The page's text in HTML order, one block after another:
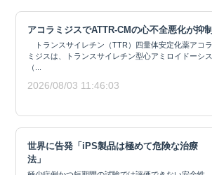
アコラミジスでATTR-CMの心不全悪化が抑制
トランスサイレチン（TTR）四量体安定化薬アコラ
ミジスは、トランスサイレチン型心アミロイドーシス
（...
2026/08/03 11:46:03
世界に告発「iPS製品は極めて危険な治療
法」